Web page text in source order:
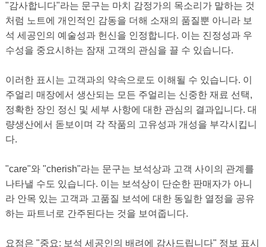
"감사합니다"라는 문구는 마치 감정가의 목소리가 말하는 것
처럼 노트에 개인적인 감동을 더해 소재의 품질뿐 아니라 보
석 세공인의 예술성과 헌신을 인정합니다. 이는 진정성과 우
수성을 중요시하는 잠재 고객의 관심을 끌 수 있습니다.
이러한 표시는 고객과의 약속으로도 이해될 수 있습니다. 이
주얼리 매장에서 생산되는 모든 주얼리는 신중한 재료 선택,
정확한 장인 정신 및 세부 사항에 대한 관심의 결과입니다. 대
량생산에서 돋보이며 각 작품의 고유성과 개성을 부각시킵니
다.
"care"와 "cherish"라는 문구는 보석상과 고객 사이의 관계를
나타낼 수도 있습니다. 이는 보석상이 단순한 판매자가 아니
라 안목 있는 고객과 고품질 보석에 대한 동일한 열정을 공유
하는 파트너로 간주된다는 것을 보여줍니다.
요점은 "중요: 보석 세공인의 배려에 감사드립니다" 정보 표시